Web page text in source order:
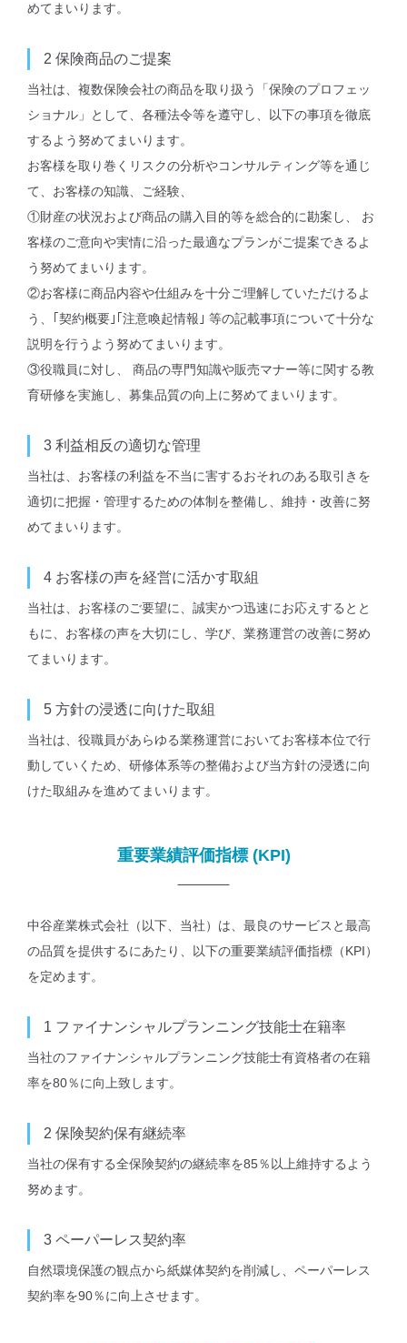
めてまいります。
2 保険商品のご提案
当社は、複数保険会社の商品を取り扱う「保険のプロフェッ
ショナル」として、各種法令等を遵守し、以下の事項を徹底
するよう努めてまいります。
お客様を取り巻くリスクの分析やコンサルティング等を通じ
て、お客様の知識、ご経験、
①財産の状況および商品の購⼊⽬的等を総合的に勘案し、 お
客様のご意向や実情に沿った最適なプランがご提案できるよ
う努めてまいります。
②お客様に商品内容や仕組みを⼗分ご理解していただけるよ
う、｢契約概要｣｢注意喚起情報｣ 等の記載事項について⼗分な
説明を⾏うよう努めてまいります。
③役職員に対し、 商品の専⾨知識や販売マナー等に関する教
育研修を実施し、募集品質の向上に努めてまいります。
3 利益相反の適切な管理
当社は、お客様の利益を不当に害するおそれのある取引きを
適切に把握・管理するための体制を整備し、維持・改善に努
めてまいります。
4 お客様の声を経営に活かす取組
当社は、お客様のご要望に、誠実かつ迅速にお応えするとと
もに、お客様の声を⼤切にし、学び、業務運営の改善に努め
てまいります。
5 ⽅針の浸透に向けた取組
当社は、役職員があらゆる業務運営においてお客様本位で⾏
動していくため、研修体系等の整備および当⽅針の浸透に向
けた取組みを進めてまいります。
重要業績評価指標 (KPI)
中谷産業株式会社（以下、当社）は、最良のサービスと最高
の品質を提供するにあたり、以下の重要業績評価指標（KPI）
を定めます。
1 ファイナンシャルプランニング技能士在籍率
当社のファイナンシャルプランニング技能士有資格者の在籍
率を80％に向上致します。
2 保険契約保有継続率
当社の保有する全保険契約の継続率を85％以上維持するよう
努めます。
3 ペーパーレス契約率
自然環境保護の観点から紙媒体契約を削減し、ペーパーレス
契約率を90％に向上させます。